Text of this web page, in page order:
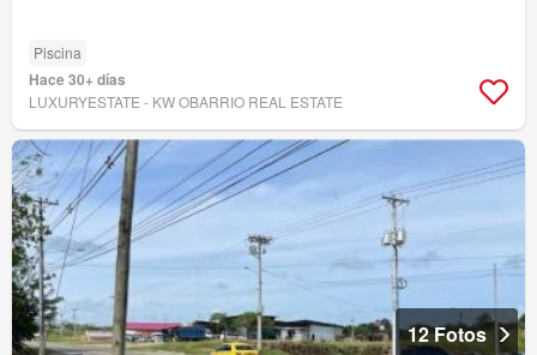
Piscina
Hace 30+ días
LUXURYESTATE - KW OBARRIO REAL ESTATE
12 Fotos